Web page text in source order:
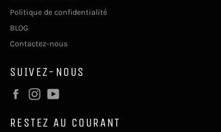
Politique de confidentialité
BLOG
Contactez-nous
SUIVEZ-NOUS
FacebookInstagram
RESTEZ AU COURANT